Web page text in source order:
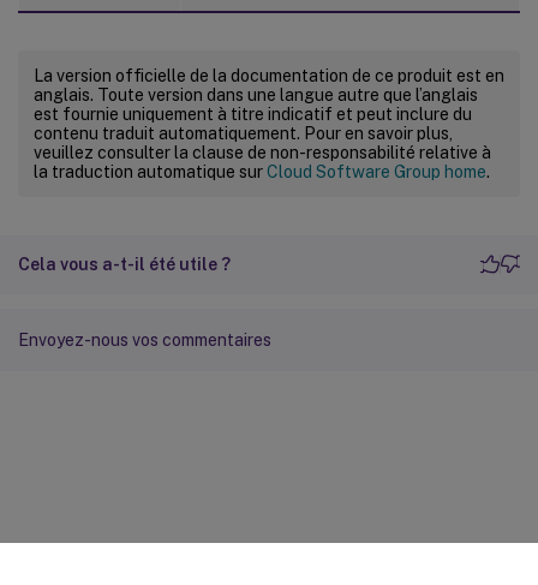
La version officielle de la documentation de ce produit est en
anglais. Toute version dans une langue autre que l’anglais
est fournie uniquement à titre indicatif et peut inclure du
contenu traduit automatiquement. Pour en savoir plus,
veuillez consulter la clause de non-responsabilité relative à
la traduction automatique surCloud Software Group home.
Cela vous a-t-il été utile ?
Envoyez-nous vos commentaires